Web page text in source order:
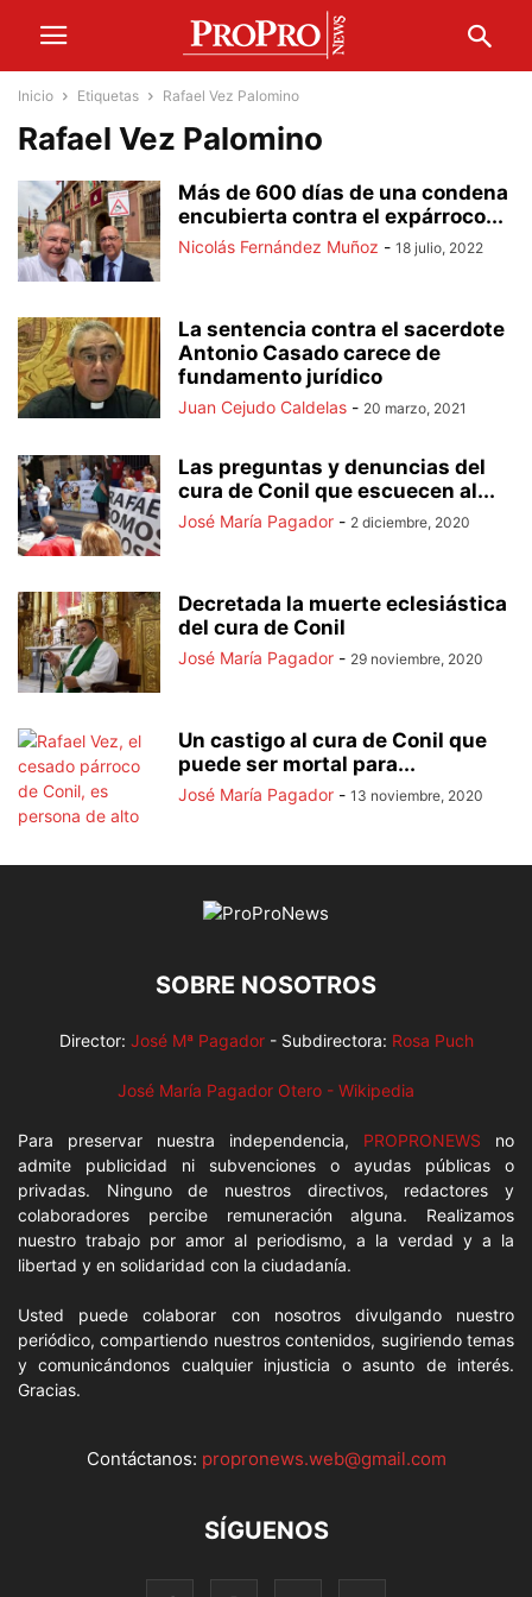
Inicio Etiquetas Rafael Vez Palomino
Rafael Vez Palomino
Más de 600 días de una condena
encubierta contra el expárroco...
Nicolás Fernández Muñoz - 18 julio, 2022
La sentencia contra el sacerdote
Antonio Casado carece de
fundamento jurídico
Juan Cejudo Caldelas - 20 marzo, 2021
Las preguntas y denuncias del
cura de Conil que escuecen al...
José María Pagador - 2 diciembre, 2020
Decretada la muerte eclesiástica
del cura de Conil
José María Pagador - 29 noviembre, 2020
Un castigo al cura de Conil que
puede ser mortal para...
José María Pagador - 13 noviembre, 2020
SOBRE NOSOTROS
Director: José Mª Pagador- Subdirectora: Rosa Puch
José María Pagador Otero - Wikipedia
Para preservar nuestra independencia, PROPRONEWS no
admite publicidad ni subvenciones o ayudas públicas o
privadas. Ninguno de nuestros directivos, redactores y
colaboradores percibe remuneración alguna. Realizamos
nuestro trabajo por amor al periodismo, a la verdad y a la
libertad y en solidaridad con la ciudadanía.
Usted puede colaborar con nosotros divulgando nuestro
periódico, compartiendo nuestros contenidos, sugiriendo temas
y comunicándonos cualquier injusticia o asunto de interés.
Gracias.
Contáctanos: propronews.web@gmail.com
SÍGUENOS